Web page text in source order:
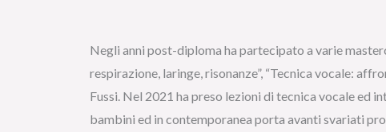
Negli anni post-diploma ha partecipato a varie
respirazione, laringe, risonanze”, “Tecnica vocale:
Fussi. Nel 2021 ha preso lezioni di tecnica vocale ed
bambini ed in contemporanea porta avanti svariati